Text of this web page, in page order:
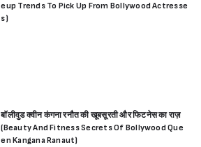
eup Trends To Pick Up From Bollywood Actresse
s)
बॉलीवुड क्वीन कंगना रनौत की खूबसूरती और फिटनेस का राज़
(Beauty And Fitness Secrets Of Bollywood Que
en Kangana Ranaut)